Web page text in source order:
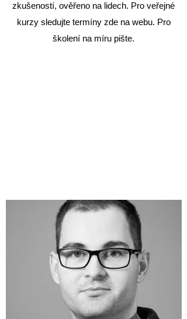
zkušeností, ověřeno na lidech. Pro veřejné
kurzy sledujte termíny zde na webu. Pro
školení na míru pište.